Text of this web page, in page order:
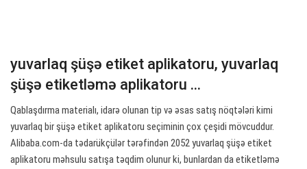
yuvarlaq şüşə etiket aplikatoru, yuvarlaq
şüşə etiketləmə aplikatoru ...
Qablaşdırma materialı, idarə olunan tip və əsas satış nöqtələri kimi
yuvarlaq bir şüşə etiket aplikatoru seçiminin çox çeşidi mövcuddur.
Alibaba.com-da tədarükçülər tərəfindən 2052 yuvarlaq şüşə etiket
aplikatoru məhsulu satışa təqdim olunur ki, bunlardan da etiketləmə